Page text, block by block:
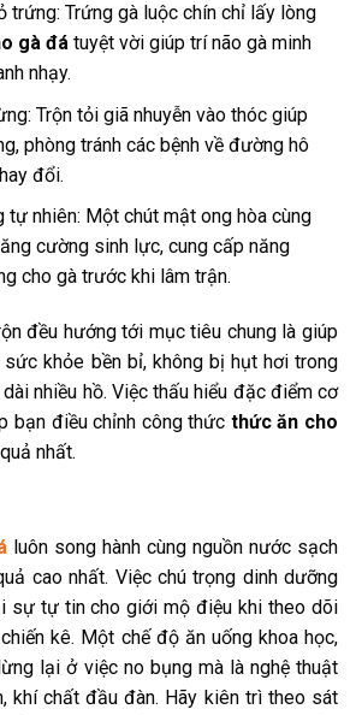
trứng: Trứng gà luộc chín chỉ lấy lòng
gà đátuyệt vời giúp trí não gà minh
nhạy.
Trộn tỏi giã nhuyễn vào thóc giúp
phòng tránh các bệnh về đường hô
đổi.
tự nhiên: Một chút mật ong hòa cùng
cường sinh lực, cung cấp năng
cho gà trước khi lâm trận.
đều hướng tới mục tiêu chung là giúp
khỏe bền bỉ, không bị hụt hơi trong
nhiều hồ. Việc thấu hiểu đặc điểm cơ
bạn điều chỉnh công thức thức ăn cho
nhất.
luôn song hành cùng nguồn nước sạch
cao nhất. Việc chú trọng dinh dưỡng
sự tự tin cho giới mộ điệu khi theo dõi
kê. Một chế độ ăn uống khoa học,
lại ở việc no bụng mà là nghệ thuật
khí chất đầu đàn. Hãy kiên trì theo sát